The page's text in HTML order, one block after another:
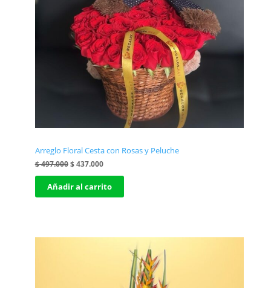
Arreglo Floral Cesta con Rosas y Peluche
$497.000 El
era:
$ 497.000.
$437.000El
es:
$ 437.000.
Añadir al carrito